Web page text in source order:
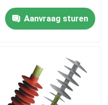
Aanvraag sturen